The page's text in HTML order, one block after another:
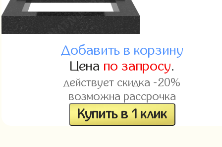
Добавить в корзину
Цена по запросу.
действует скидка -20%
возможна рассрочка
Купить в 1 клик